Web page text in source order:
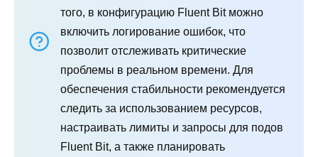
того, в конфигурацию Fluent Bit можно
включить логирование ошибок, что
позволит отслеживать критические
проблемы в реальном времени. Для
обеспечения стабильности рекомендуется
следить за использованием ресурсов,
настраивать лимиты и запросы для подов
Fluent Bit, а также планировать